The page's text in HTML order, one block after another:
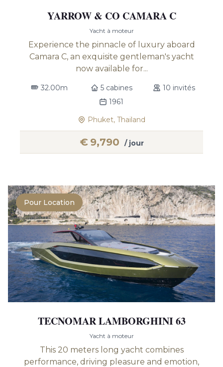
YARROW & CO CAMARA C
Yacht à moteur
Experience the pinnacle of luxury aboard
Camara C, an exquisite gentleman's yacht
now available for...
32.00m 5 cabines
10 invités
1961
Phuket, Thailand
€ 9,790 / jour
Pour Location
TECNOMAR LAMBORGHINI 63
Yacht à moteur
This 20 meters long yacht combines
performance, driving pleasure and emotion,